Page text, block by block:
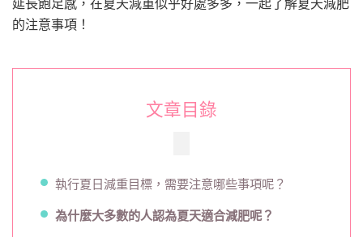
的注意事項！
文章目錄
執行夏日減重目標，需要注意哪些事項呢？
為什麼大多數的人認為夏天適合減肥呢？